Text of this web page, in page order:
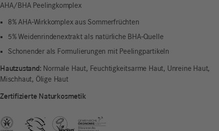
AHA/BHA Peelingkomplex
8% AHA-Wirkkomplex aus Sommerfrüchten
5% Weidenrindenextrakt als natürliche BHA-Quelle
Schonender als Formulierungen mit Peelingpartikeln
Hautzustand: Normale Haut, Feuchtigkeitsarme Haut, Unreine Haut,
Mischhaut, Ölige Haut
Zertifizierte Naturkosmetik